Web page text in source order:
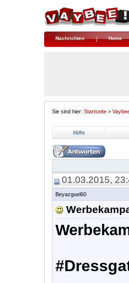
Nachrichten Home
Sie sind hier: Startseite >
Hilfe
01.03.2015,
Beyazguel60